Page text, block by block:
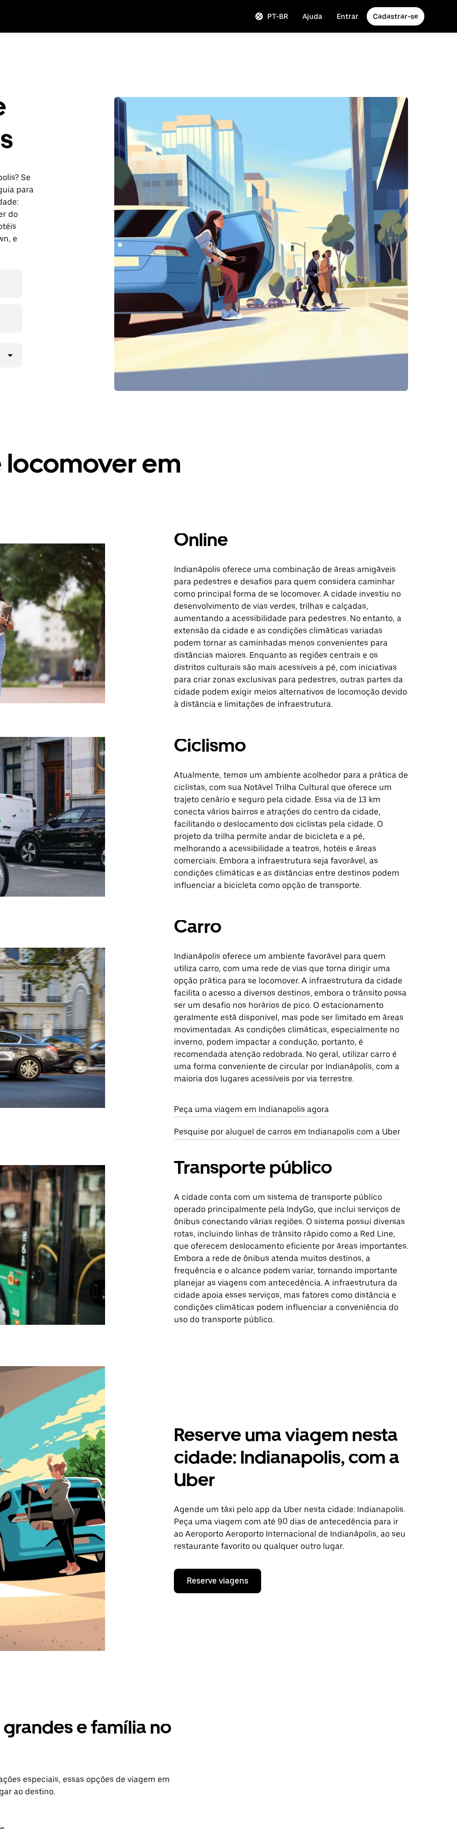
PT-BR Ajuda Entrar Cadastrar-se
Se
para
do
e
locomover em
Online
Indianápolis oferece uma combinação de áreas amigáveis
para pedestres e desafios para quem considera caminhar
como principal forma de se locomover. A cidade investiu no
desenvolvimento de vias verdes, trilhas e calçadas,
aumentando a acessibilidade para pedestres. No entanto, a
extensão da cidade e as condições climáticas variadas
podem tornar as caminhadas menos convenientes para
distâncias maiores. Enquanto as regiões centrais e os
distritos culturais são mais acessíveis a pé, com iniciativas
para criar zonas exclusivas para pedestres, outras partes da
cidade podem exigir meios alternativos de locomoção devido
à distância e limitações de infraestrutura.
Ciclismo
Atualmente, temos um ambiente acolhedor para a prática de
ciclistas, com sua Notável Trilha Cultural que oferece um
trajeto cenário e seguro pela cidade. Essa via de 13 km
conecta vários bairros e atrações do centro da cidade,
facilitando o deslocamento dos ciclistas pela cidade. O
projeto da trilha permite andar de bicicleta e a pé,
melhorando a acessibilidade a teatros, hotéis e áreas
comerciais. Embora a infraestrutura seja favorável, as
condições climáticas e as distâncias entre destinos podem
influenciar a bicicleta como opção de transporte.
Carro
Indianápolis oferece um ambiente favorável para quem
utiliza carro, com uma rede de vias que torna dirigir uma
opção prática para se locomover. A infraestrutura da cidade
facilita o acesso a diversos destinos, embora o trânsito possa
ser um desafio nos horários de pico. O estacionamento
geralmente está disponível, mas pode ser limitado em áreas
movimentadas. As condições climáticas, especialmente no
inverno, podem impactar a condução, portanto, é
recomendada atenção redobrada. No geral, utilizar carro é
uma forma conveniente de circular por Indianápolis, com a
maioria dos lugares acessíveis por via terrestre.
Peça uma viagem em Indianapolis agora
Pesquise por aluguel de carros em Indianapolis com a Uber
Transporte público
A cidade conta com um sistema de transporte público
operado principalmente pela IndyGo, que inclui serviços de
ônibus conectando várias regiões. O sistema possui diversas
rotas, incluindo linhas de trânsito rápido como a Red Line,
que oferecem deslocamento eficiente por áreas importantes.
Embora a rede de ônibus atenda muitos destinos, a
frequência e o alcance podem variar, tornando importante
planejar as viagens com antecedência. A infraestrutura da
cidade apoia esses serviços, mas fatores como distância e
condições climáticas podem influenciar a conveniência do
uso do transporte público.
Reserve uma viagem nesta
cidade: Indianapolis, com a
Uber
Agende um táxi pelo app da Uber nesta cidade: Indianapolis.
Peça uma viagem com até 90 dias de antecedência para ir
ao Aeroporto Aeroporto Internacional de Indianápolis, ao seu
restaurante favorito ou qualquer outro lugar.
Reserve viagens
e família no
especiais, essas opções de viagem em
ao destino.